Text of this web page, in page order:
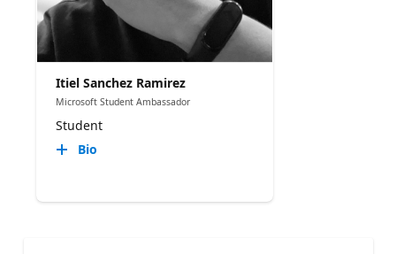
Itiel Sanchez Ramirez
Microsoft Student Ambassador
Student
Bio